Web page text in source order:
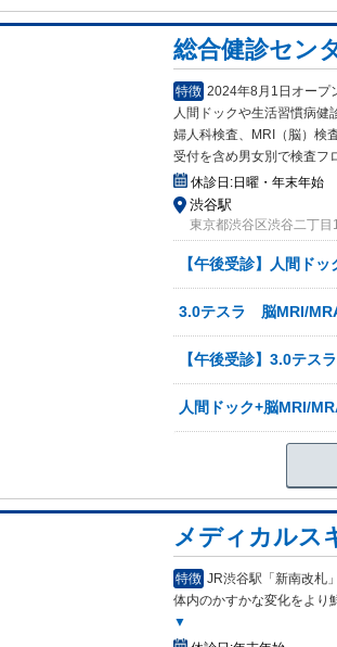
総合健診セン
特徴 2024年8月1日オープ
人間ドックや生活習慣病健
婦人科検査、MRI（脳）検
受付を含め男女別で検査フ
休診日:日曜・年末年始
渋谷駅
東京都渋谷区渋谷二丁
【午後受診】人間ド
3.0テスラ 脳MRI/
【午後受診】3.0テ
人間ドック+脳MRI/
メディカルス
特徴 JR渋谷駅「新南改札
体内のかすかな変化をより
▼